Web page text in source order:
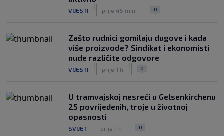
VIJESTI prije 45 min. 0
Zašto rudnici gomilaju dugove i kada
više proizvode? Sindikat i ekonomisti
nude različite odgovore
VIJESTI prije 1 h 0
U tramvajskoj nesreći u Gelsenkirchenu
25 povrijeđenih, troje u životnoj
opasnosti
SVIJET prije 1 h 0